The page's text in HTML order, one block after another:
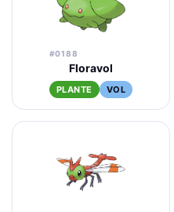
#0188
Floravol
PLANTE VOL